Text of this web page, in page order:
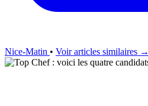
Nice-Matin • Voir articles similaires →